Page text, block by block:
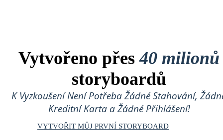
Vytvořeno přes40 milionů
storyboardů
K Vyzkoušení Není Potřeba Žádné Stahování,
Kreditní Karta a Žádné Přihlášení!
VYTVOŘIT MŮJ PRVNÍ STORYBOARD